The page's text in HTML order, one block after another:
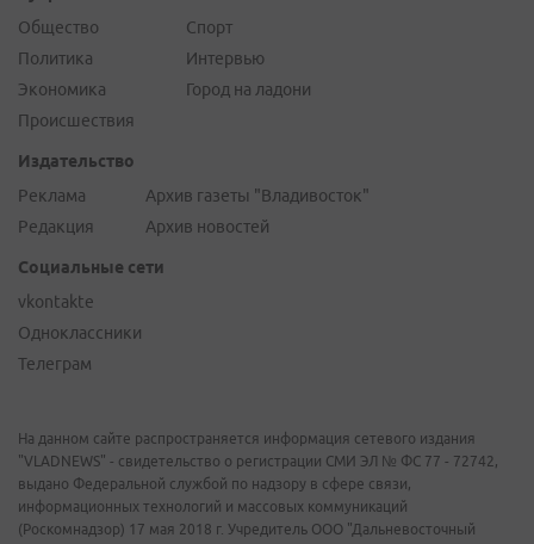
Общество
Политика
Экономика
Происшествия
Спорт
Интервью
Город на ладони
Издательство
Реклама
Редакция
Архив газеты "Владивосток"
Архив новостей
Социальные сети
vkontakte
Одноклассники
Телеграм
На данном сайте распространяется информация сетевого издания
"VLADNEWS" - свидетельство о регистрации СМИ ЭЛ № ФС 77 - 72742,
выдано Федеральной службой по надзору в сфере связи,
информационных технологий и массовых коммуникаций
(Роскомнадзор) 17 мая 2018 г. Учредитель ООО "Дальневосточный